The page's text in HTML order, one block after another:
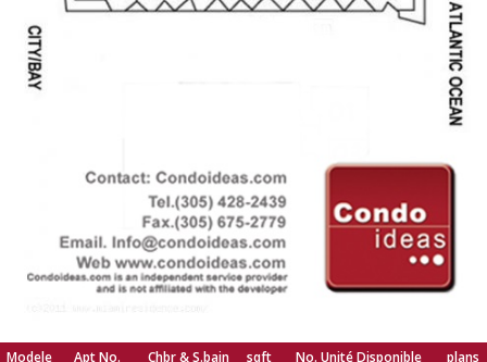
Modele Apt No. Chbr & S.bain sqft No. Unité Disponible plans